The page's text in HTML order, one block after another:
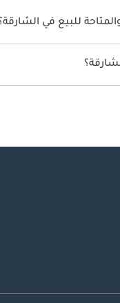
للبيع في
37,000.